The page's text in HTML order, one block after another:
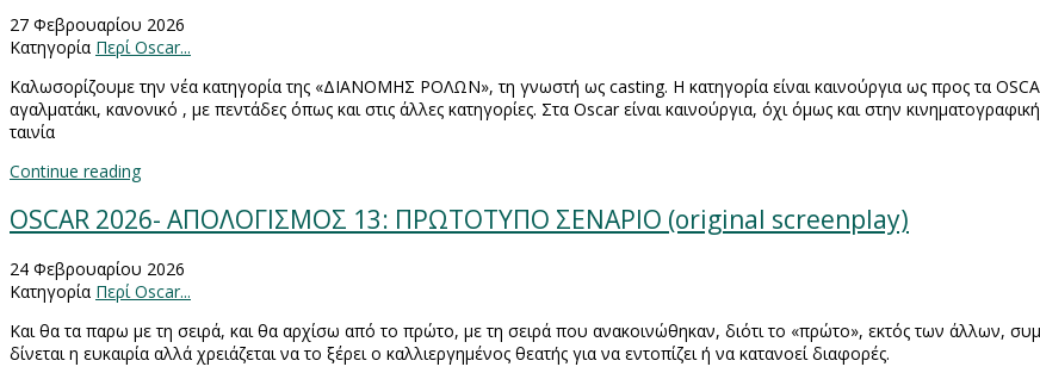
27 Φεβρουαρίου 2026
Κατηγορία Περί Oscar...
Καλωσορίζουμε την νέα κατηγορία της «ΔΙΑΝΟΜΗΣ ΡΟΛΩΝ», τη γνωστή ως casting. Η κατηγορία είναι καινούργια ως προς τα
αγαλματάκι, κανονικό , με πεντάδες όπως και στις άλλες κατηγορίες. Στα Oscarείναι καινούργια, όχι όμως και στην
ταινία
Continue reading
OSCAR 2026- ΑΠΟΛΟΓΙΣΜΟΣ 13: ΠΡΩΤΟΤΥΠΟ ΣΕΝΑΡΙΟ (original screenplay)
24 Φεβρουαρίου 2026
Κατηγορία Περί Oscar...
Και θα τα παρω με τη σειρά, και θα αρχίσω από το πρώτο, με τη σειρά που ανακοινώθηκαν, διότι το «πρώτο», εκτός των άλλων,
δίνεται η ευκαιρία αλλά χρειάζεται να το ξέρει ο καλλιεργημένος θεατής για να εντοπίζει ή να κατανοεί διαφορές.